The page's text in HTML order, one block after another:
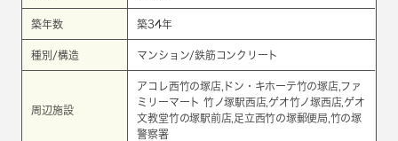
築年数 築34年
種別/構造 マンション/鉄筋コンクリート
周辺施設
アコレ西竹の塚店,ドン・キホーテ竹の塚店,ファ
ミリーマート 竹ノ塚駅西店,ゲオ竹ノ塚西店,ゲオ
文教堂竹の塚駅前店,足立西竹の塚郵便局,竹の塚
警察署